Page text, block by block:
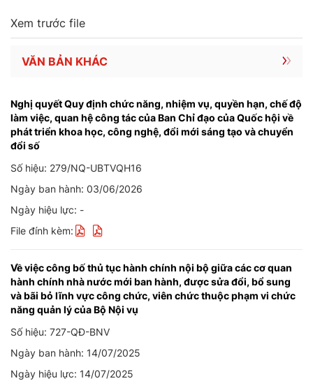
Xem trước file
VĂN BẢN KHÁC
Nghị quyết Quy định chức năng, nhiệm vụ, quyền hạn, chế độ
làm việc, quan hệ công tác của Ban Chỉ đạo của Quốc hội về
phát triển khoa học, công nghệ, đổi mới sáng tạo và chuyển
đổi số
Số hiệu: 279/NQ-UBTVQH16
Ngày ban hành: 03/06/2026
Ngày hiệu lực: -
File đính kèm:
Về việc công bố thủ tục hành chính nội bộ giữa các cơ quan
hành chính nhà nước mới ban hành, được sửa đổi, bổ sung
và bãi bỏ lĩnh vực công chức, viên chức thuộc phạm vi chức
năng quản lý của Bộ Nội vụ
Số hiệu: 727-QĐ-BNV
Ngày ban hành: 14/07/2025
Ngày hiệu lực: 14/07/2025